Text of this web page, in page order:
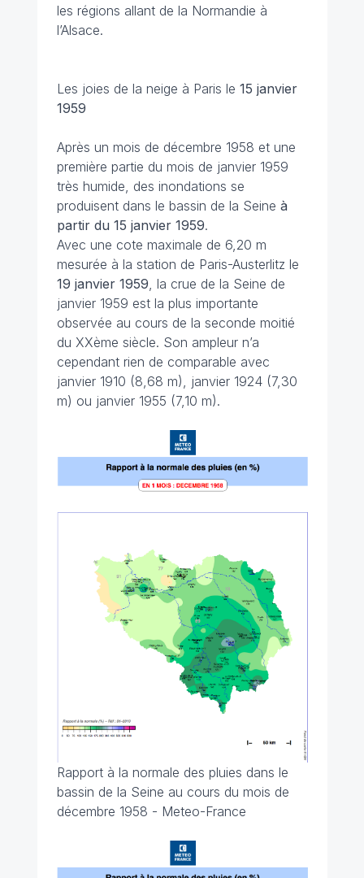
les régions allant de la Normandie à
l’Alsace.
Les joies de la neige à Paris le 15 janvier
1959
Après un mois de décembre 1958 et une
première partie du mois de janvier 1959
très humide, des inondations se
produisent dans le bassin de la Seine à
partir du 15 janvier 1959.
Avec une cote maximale de 6,20 m
mesurée à la station de Paris-Austerlitz le
19 janvier 1959, la crue de la Seine de
janvier 1959 est la plus importante
observée au cours de la seconde moitié
du XXème siècle. Son ampleur n’a
cependant rien de comparable avec
janvier 1910 (8,68 m), janvier 1924 (7,30
m) ou janvier 1955 (7,10 m).
Rapport à la normale des pluies dans le
bassin de la Seine au cours du mois de
décembre 1958 - Meteo-France